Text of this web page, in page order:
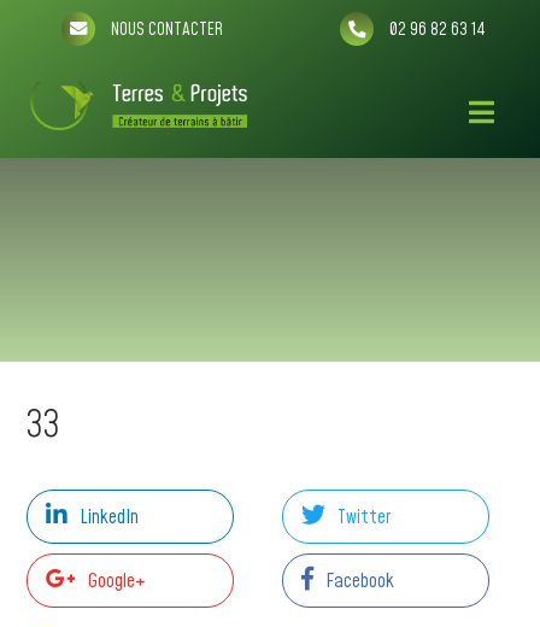
NOUS CONTACTER 02 96 82 63 14
33
LinkedIn Twitter
Google+ Facebook